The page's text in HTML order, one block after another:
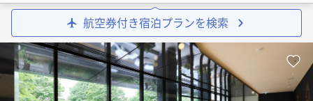
航空券付き宿泊プランを検索